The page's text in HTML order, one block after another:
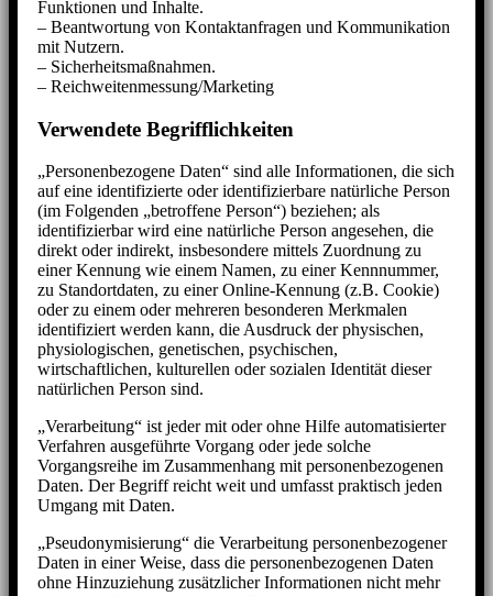
Funktionen und Inhalte.
– Beantwortung von Kontaktanfragen und Kommunikation
mit Nutzern.
– Sicherheitsmaßnahmen.
– Reichweitenmessung/Marketing
Verwendete Begrifflichkeiten
„Personenbezogene Daten“ sind alle Informationen, die sich
auf eine identifizierte oder identifizierbare natürliche Person
(im Folgenden „betroffene Person“) beziehen; als
identifizierbar wird eine natürliche Person angesehen, die
direkt oder indirekt, insbesondere mittels Zuordnung zu
einer Kennung wie einem Namen, zu einer Kennnummer,
zu Standortdaten, zu einer Online-Kennung (z.B. Cookie)
oder zu einem oder mehreren besonderen Merkmalen
identifiziert werden kann, die Ausdruck der physischen,
physiologischen, genetischen, psychischen,
wirtschaftlichen, kulturellen oder sozialen Identität dieser
natürlichen Person sind.
„Verarbeitung“ ist jeder mit oder ohne Hilfe automatisierter
Verfahren ausgeführte Vorgang oder jede solche
Vorgangsreihe im Zusammenhang mit personenbezogenen
Daten. Der Begriff reicht weit und umfasst praktisch jeden
Umgang mit Daten.
„Pseudonymisierung“ die Verarbeitung personenbezogener
Daten in einer Weise, dass die personenbezogenen Daten
ohne Hinzuziehung zusätzlicher Informationen nicht mehr